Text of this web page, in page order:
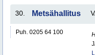
30. Metsähallitus
Puh. 0205 64 100